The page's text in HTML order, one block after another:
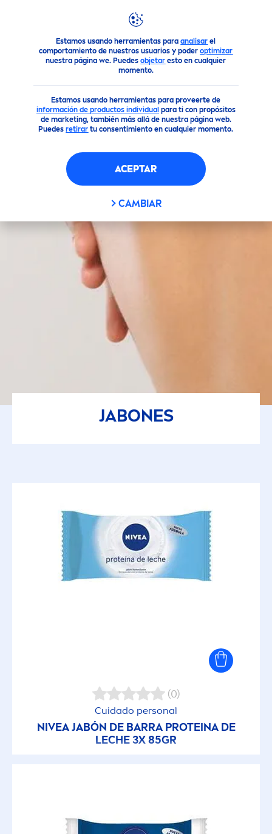
Estamos usando herramientas paraanalisar el
comportamiento de nuestros usuarios y poderoptimizar
nuestra página we. Puedesobjetar esto en cualquier
momento.
Estamos usando herramientas para proveerte de
información de productos individual para ti con propósitos
de marketing, también más allá de nuestra página web.
Puedesretirar tu consentimiento en cualquier momento.
ACEPTAR
CAMBIAR
Todos nuestros productos Cuidado Corporal Cuidado
JABONES
(0)
Cuidado personal
NIVEAJABÓN DE BARRA PROTEINA DE
LECHE 3X 85GR